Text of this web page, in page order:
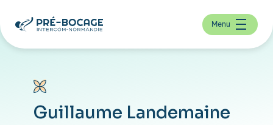
Menu
Guillaume Landemaine